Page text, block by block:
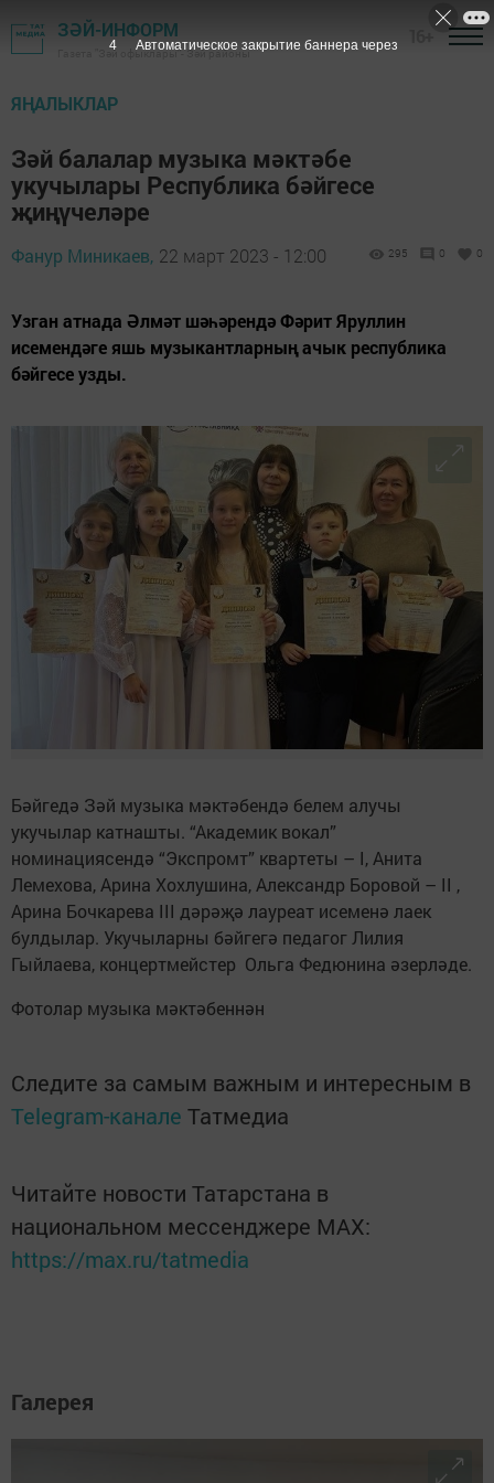
ЗӘЙ-ИНФОРМ
Газета "Зәй офыклары"- Зәй районы
ЯҢАЛЫКЛАР
Зәй балалар музыка мәктәбе
укучылары Республика бәйгесе
җиңүчеләре
Фанур Миникаев, 22 март 2023 - 12:00 295 0 0
Узган атнада Әлмәт шәһәрендә Фәрит Яруллин
исемендәге яшь музыкантларның ачык республика
бәйгесе узды.
Бәйгедә Зәй музыка мәктәбендә белем алучы
укучылар катнашты. “Академик вокал”
номинациясендә “Экспромт” квартеты – I, Анита
Лемехова, Арина Хохлушина, Александр Боровой – II ,
Арина Бочкарева III дәрәҗә лауреат исеменә лаек
булдылар. Укучыларны бәйгегә педагог Лилия
Гыйлаева, концертмейстер Ольга Федюнина әзерләде.
Фотолар музыка мәктәбеннән
Следите за самым важным и интересным в
Telegram-канале Татмедиа
Читайте новости Татарстана в
национальном мессенджере MАХ:
https://max.ru/tatmedia
Галерея
3 Автоматическое закрытие баннера через